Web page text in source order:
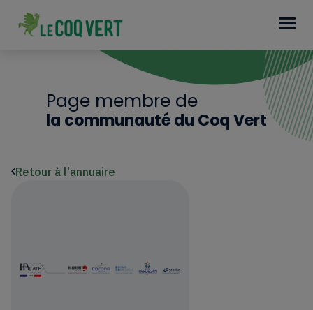
Page membre de
la communauté du Coq Vert
Retour à l'annuaire